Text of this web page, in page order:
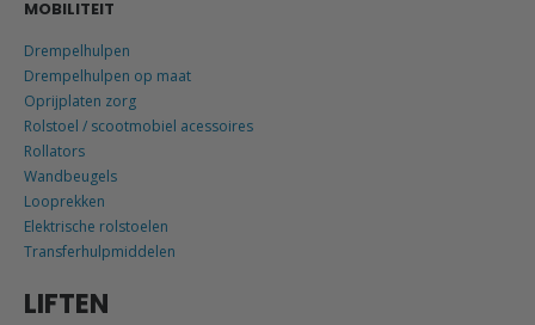
MOBILITEIT
Drempelhulpen
Drempelhulpen op maat
Oprijplaten zorg
Rolstoel / scootmobiel acessoires
Rollators
Wandbeugels
Looprekken
Elektrische rolstoelen
Transferhulpmiddelen
LIFTEN